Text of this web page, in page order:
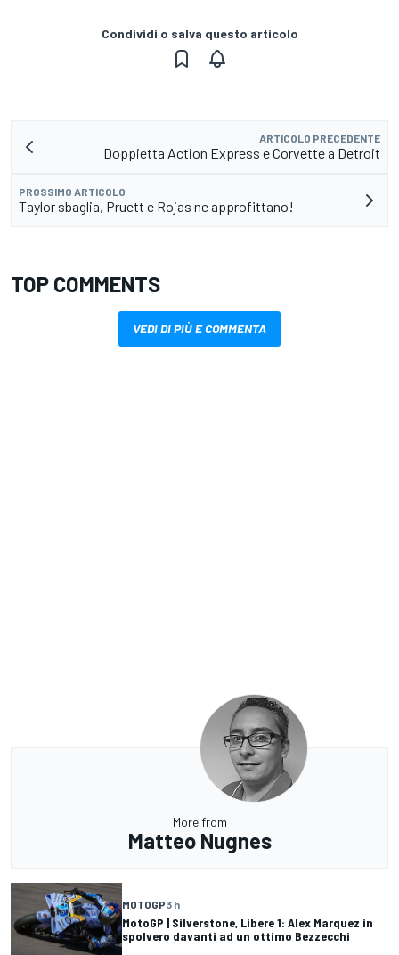
Condividi o salva questo articolo
ARTICOLO PRECEDENTE
Doppietta Action Express e Corvette a Detroit
PROSSIMO ARTICOLO
Taylor sbaglia, Pruett e Rojas ne approfittano!
TOP COMMENTS
VEDI DI PIÙ E COMMENTA
More from
Matteo Nugnes
MOTOGP3 h
MotoGP | Silverstone, Libere 1: Alex Marquez in
spolvero davanti ad un ottimo Bezzecchi